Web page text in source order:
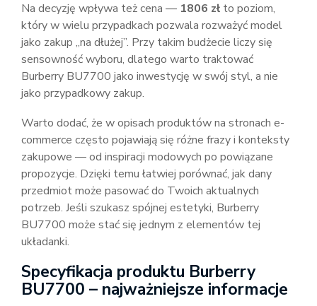
Na decyzję wpływa też cena — 1806 zł to poziom,
który w wielu przypadkach pozwala rozważyć model
jako zakup „na dłużej”. Przy takim budżecie liczy się
sensowność wyboru, dlatego warto traktować
Burberry BU7700 jako inwestycję w swój styl, a nie
jako przypadkowy zakup.
Warto dodać, że w opisach produktów na stronach e-
commerce często pojawiają się różne frazy i konteksty
zakupowe — od inspiracji modowych po powiązane
propozycje. Dzięki temu łatwiej porównać, jak dany
przedmiot może pasować do Twoich aktualnych
potrzeb. Jeśli szukasz spójnej estetyki, Burberry
BU7700 może stać się jednym z elementów tej
układanki.
Specyfikacja produktu Burberry
BU7700 – najważniejsze informacje